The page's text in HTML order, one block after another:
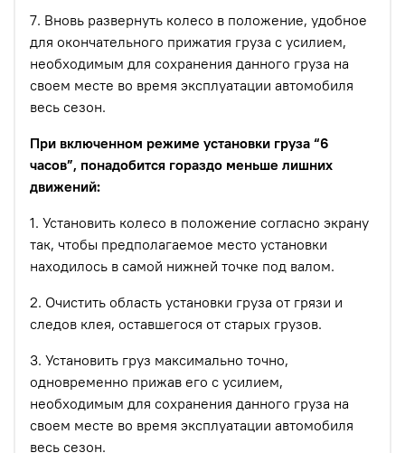
7. Вновь развернуть колесо в положение, удобное
для окончательного прижатия груза с усилием,
необходимым для сохранения данного груза на
своем месте во время эксплуатации автомобиля
весь сезон.
При включенном режиме установки груза “6
часов”, понадобится гораздо меньше лишних
движений:
1. Установить колесо в положение согласно экрану
так, чтобы предполагаемое место установки
находилось в самой нижней точке под валом.
2. Очистить область установки груза от грязи и
следов клея, оставшегося от старых грузов.
3. Установить груз максимально точно,
одновременно прижав его с усилием,
необходимым для сохранения данного груза на
своем месте во время эксплуатации автомобиля
весь сезон.